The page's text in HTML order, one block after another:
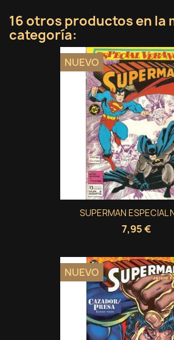
16 otros productos en la
categoría:
SUPERMAN ESPECIAL
7,95 €
NUEVO
NUEVO